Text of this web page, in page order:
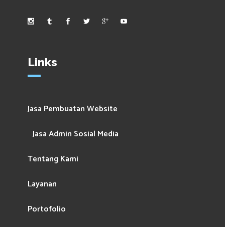
Links
Jasa Pembuatan Website
Jasa Admin Sosial Media
Tentang Kami
Layanan
Portofolio